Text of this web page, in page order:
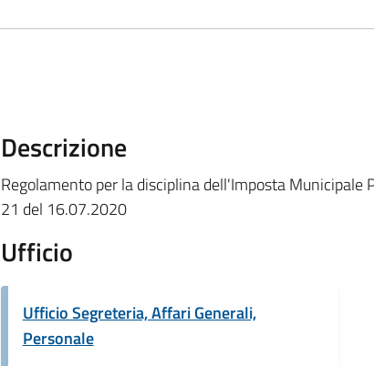
Descrizione
Regolamento per la disciplina dell'Imposta Municipale
21 del 16.07.2020
Ufficio
Ufficio Segreteria, Affari Generali,
Personale